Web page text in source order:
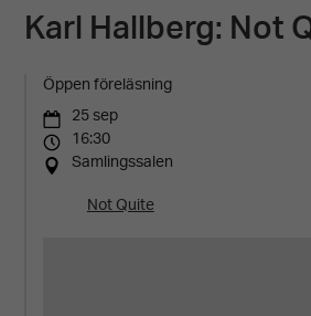
Karl Hallberg: Not
Öppen föreläsning
25 sep
16:30
Samlingssalen
Not Quite